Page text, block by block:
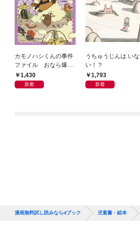
カモノハシくんの事件
ファイル おなら爆
弾！ 危機イッパツ編
1,430
新着
うちゅうじんは いな
い！？
1,793
新着
漫画無料試し読みならdブック 児童書・絵本